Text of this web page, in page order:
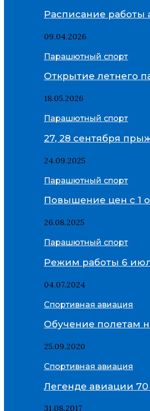
Расписание работы
09.04.2026
Парашютный спорт
Открытие летнего
18.05.2026
Парашютный спорт
27, 28 сентября
24.09.2025
Парашютный спорт
Повышение цен с 1
26.08.2025
Парашютный спорт
Режим работы 6
04.07.2024
Спортивная авиация
Обучение полетам
25.09.2020
Спортивная авиация
Легенде авиации 70
31.08.2017